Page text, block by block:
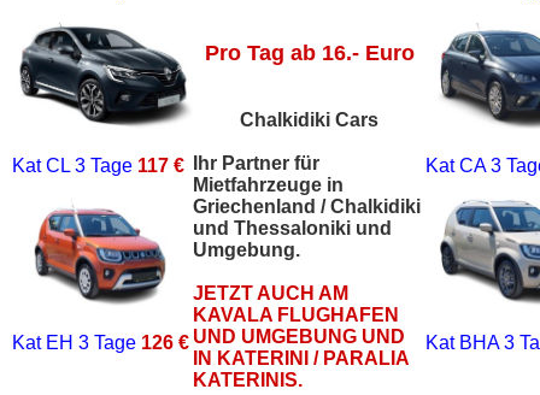
Kat CL 3 Tage 117 €
Kat EH 3 Tage 126 €
Pro Tag ab 16.- Euro
Chalkidiki Cars
Ihr Partner für
Mietfahrzeuge in
Griechenland / Chalkidiki
und Thessaloniki und
Umgebung.
JETZT AUCH AM
KAVALA FLUGHAFEN
UND UMGEBUNG UND
IN KATERINI / PARALIA
KATERINIS.
Kat CA3
Kat BHA3